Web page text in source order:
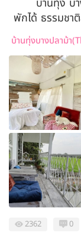
บ้านทุ่ง บ
พักได้ ธรรมชา
บ้านทุ่งบางปลาม้า
2362 0